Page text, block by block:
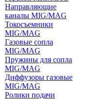
Направляющие
каналы MIG/MAG
Токосъемники
MIG/MAG
Газовые сопла
MIG/MAG
Пружины для сопла
MIG/MAG
Диффузоры газовые
MIG/MAG
Ролики подачи